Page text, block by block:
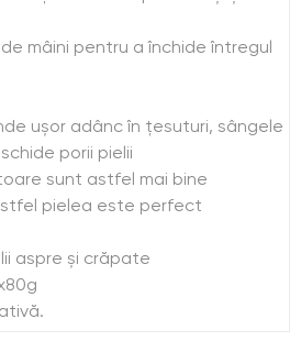
mâini pentru a închide întregul
ușor adânc în țesuturi, sângele
porii pielii
sunt astfel mai bine
pielea este perfect
aspre și crăpate